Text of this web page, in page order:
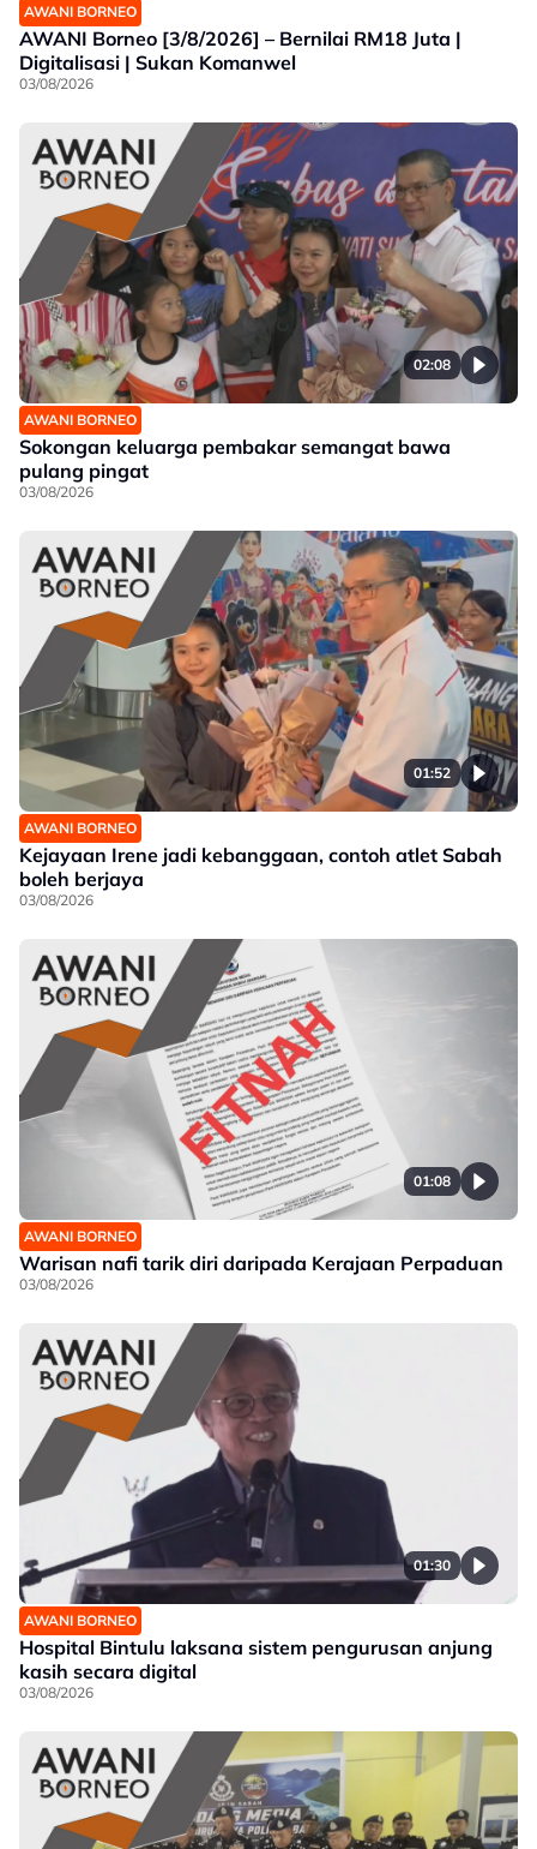
AWANI BORNEO
AWANI Borneo [3/8/2026] – Bernilai RM18 Juta |
Digitalisasi | Sukan Komanwel
03/08/2026
02:08
AWANI BORNEO
Sokongan keluarga pembakar semangat bawa
pulang pingat
03/08/2026
01:52
AWANI BORNEO
Kejayaan Irene jadi kebanggaan, contoh atlet Sabah
boleh berjaya
03/08/2026
01:08
AWANI BORNEO
Warisan nafi tarik diri daripada Kerajaan Perpaduan
03/08/2026
01:30
AWANI BORNEO
Hospital Bintulu laksana sistem pengurusan anjung
kasih secara digital
03/08/2026